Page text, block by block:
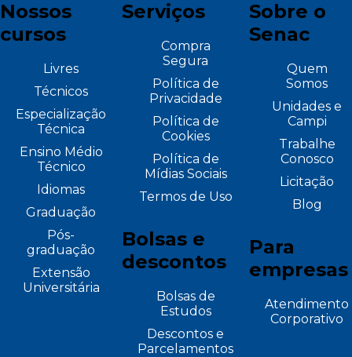
Nossos
cursos
Livres
Técnicos
Especialização
Técnica
Ensino Médio
Técnico
Idiomas
Graduação
Pós-
graduação
Extensão
Universitária
Serviços
Compra
Segura
Política de
Privacidade
Política de
Cookies
Política de
Mídias Sociais
Termos de Uso
Bolsas e
descontos
Bolsas de
Estudos
Descontos e
Parcelamentos
Sobre o
Senac
Quem
Somos
Unidades e
Campi
Trabalhe
Conosco
Licitação
Blog
Para
empresas
Atendimento
Corporativo